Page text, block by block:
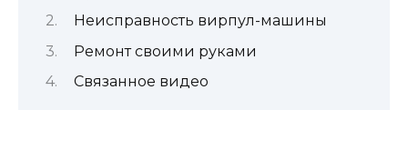
Неисправность вирпул-машины
Ремонт своими руками
Связанное видео